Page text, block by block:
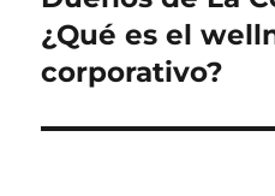
entrada:
¿Qué es el
corporativo?